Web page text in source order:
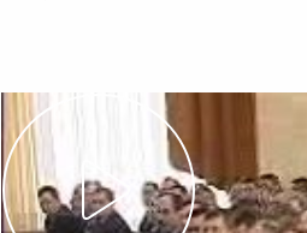
Вступительное слово на
Дню космонавтики